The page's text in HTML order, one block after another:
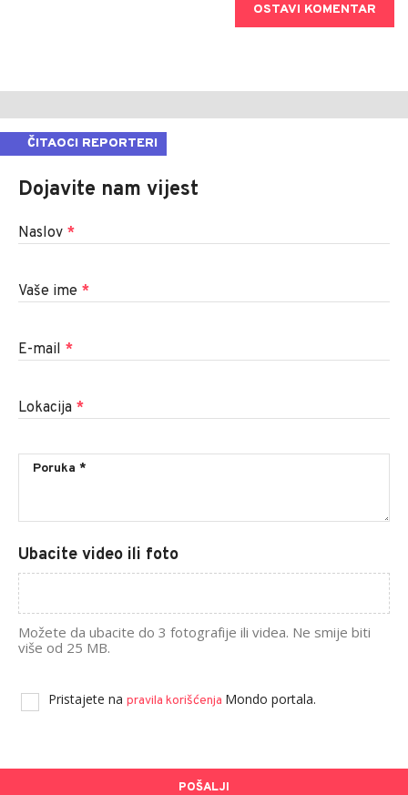
OSTAVI KOMENTAR
ČITAOCI REPORTERI
Dojavite nam vijest
Naslov *
Vaše ime *
E-mail *
Lokacija *
Ubacite video ili foto
Možete da ubacite do 3 fotografije ili videa. Ne smije biti
više od 25 MB.
Pristajete na pravila korišćenja Mondo portala.
POŠALJI